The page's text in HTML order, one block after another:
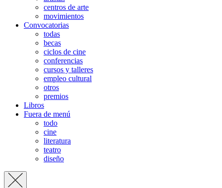
centros de arte
movimientos
Convocatorias
todas
becas
ciclos de cine
conferencias
cursos y talleres
empleo cultural
otros
premios
Libros
Fuera de menú
todo
cine
literatura
teatro
diseño